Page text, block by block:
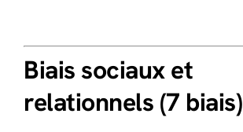
Biais sociaux et
relationnels (7 biais)